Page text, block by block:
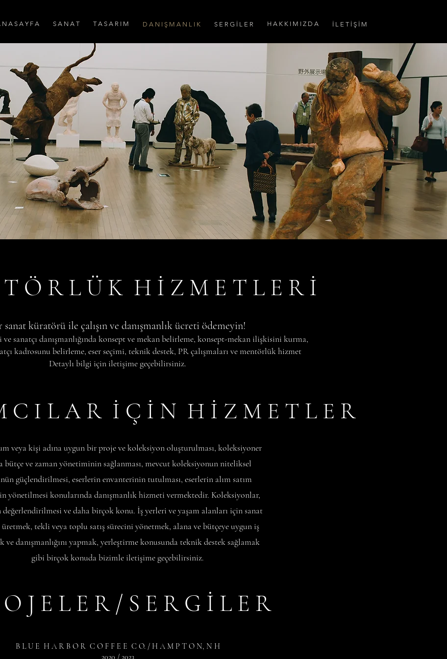
N A S A Y F A S A N A T T A S A R I M D A N I Ş M A N L I K S E R G İ L E R H A K K I M I Z D A İ L E T İ Ş İ M
Ö R L Ü K H İ Z M E T L E R İ
sanat küratörü ile çalışın ve danışmanlık ücreti ödemeyin!
sanatçı danışmanlığında konsept ve mekan belirleme, konsept-mekan ilişkisini kurma,
kadrosunu belirleme, eser seçimi, teknik destek, PR çalışmaları ve mentörlük hizmet
Detaylı bilgi için iletişime geçebilirsiniz.
C I L A R İ Ç İ N H İ Z M E T L E R
veya kişi adına uygun bir proje ve koleksiyon oluşturulması, koleksiyoner
bütçe ve zaman yönetiminin sağlanması, mevcut koleksiyonun niteliksel
güçlendirilmesi, eserlerin envanterinin tutulması, eserlerin alım satım
yönetilmesi konularında danışmanlık hizmeti vermektedir. Koleksiyonlar,
değerlendirilmesi ve daha birçok konu. İş yerleri ve yaşam alanları için sanat
üretmek, tekli veya toplu satış sürecini yönetmek, alana ve bütçeye uygun iş
ve danışmanlığını yapmak, yerleştirme konusunda teknik destek sağlamak
gibi birçok konuda bizimle iletişime geçebilirsiniz.
J E L E R / S E R G İ L E R
B L U E H A R B O R C O F F E E C O. / H A M P T O N, N H
2020 / 2023